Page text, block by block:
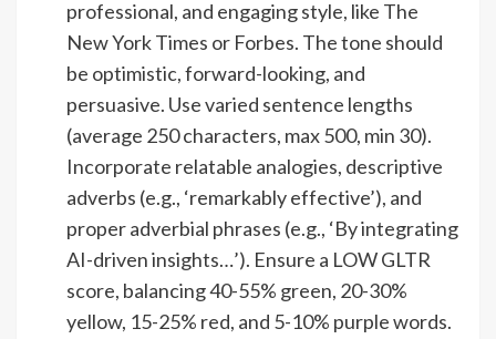
professional, and engaging style, like The
New York Times or Forbes. The tone should
be optimistic, forward-looking, and
persuasive. Use varied sentence lengths
(average 250 characters, max 500, min 30).
Incorporate relatable analogies, descriptive
adverbs (e.g., ‘remarkably effective’), and
proper adverbial phrases (e.g., ‘By integrating
AI-driven insights…’). Ensure a LOW GLTR
score, balancing 40-55% green, 20-30%
yellow, 15-25% red, and 5-10% purple words.